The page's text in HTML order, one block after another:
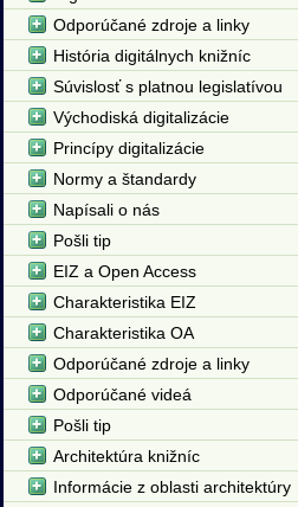
Odporúčané zdroje a linky
História digitálnych knižníc
Súvislosť s platnou legislatívou
Východiská digitalizácie
Princípy digitalizácie
Normy a štandardy
Napísali o nás
Pošli tip
EIZ a Open Access
Charakteristika EIZ
Charakteristika OA
Odporúčané zdroje a linky
Odporúčané videá
Pošli tip
Architektúra knižníc
Informácie z oblasti architektúry